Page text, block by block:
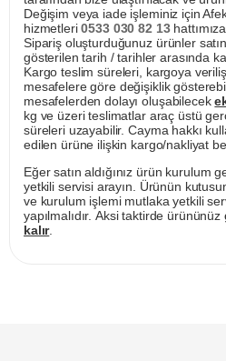
Değişim veya iade işleminiz için
hizmetleri0533 030 82 13
Sipariş oluşturduğunuz ürünler
gösterilen tarih / tarihler arasında
Kargo teslim süreleri, kargoya
mesafelere göre değişiklik
mesafelerden dolayı oluşabilecek
kg ve üzeri teslimatlar araç üstü
süreleri uzayabilir. Cayma hakkı
edilen ürüne ilişkin kargo/nakliyat
Eğer satın aldığınız ürün kurulum
yetkili servisi arayın. Ürünün
ve kurulum işlemi mutlaka yetkili
yapılmalıdır. Aksi taktirde ürününüz
kalır.